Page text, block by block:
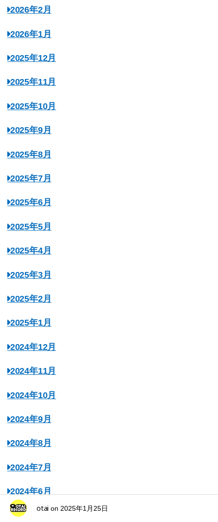
2026年2月
2026年1月
2025年12月
2025年11月
2025年10月
2025年9月
2025年8月
2025年7月
2025年6月
2025年5月
2025年4月
2025年3月
2025年2月
2025年1月
2024年12月
2024年11月
2024年10月
2024年9月
2024年8月
2024年7月
2024年6月
2024年5月
otai on 2025年1月25日